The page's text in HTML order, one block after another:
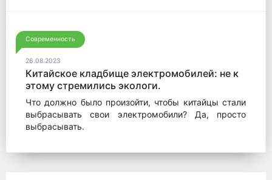
Современность
26.08.2023
Китайское кладбище электромобилей: не к
этому стремились экологи.
Что должно было произойти, чтобы китайцы стали
выбрасывать свои электромобили? Да, просто
выбрасывать.